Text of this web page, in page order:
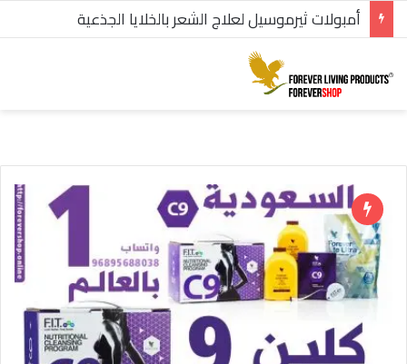
أمبولات ثيرموسيل لعلاج الشعر بالخلايا الجذعية